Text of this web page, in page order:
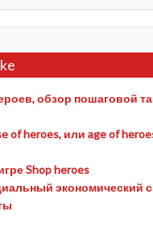
обзор пошаговой
of heroes, или age of
Shop heroes
экономический